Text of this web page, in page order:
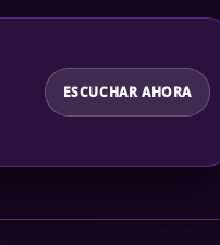
ESCUCHAR AHORA